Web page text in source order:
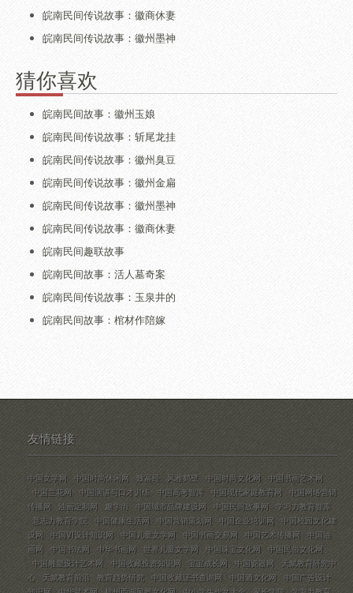
皖南民间传说故事：徽商休妻
皖南民间传说故事：徽州墨神
猜你喜欢
皖南民间故事：徽州玉娘
皖南民间传说故事：斩尾龙挂
皖南民间传说故事：徽州臭豆
皖南民间传说故事：徽州金扁
皖南民间传说故事：徽州墨神
皖南民间传说故事：徽商休妻
皖南民间趣联故事
皖南民间故事：活人墓奇案
皖南民间传说故事：玉泉井的
皖南民间故事：棺材作陪嫁
友情链接
中国文学网 中国时尚休闲网 致富经 风雅鹤壁 中国时尚文化网
中国书画艺术网
中国兰花网
中国演讲与口才训练 中国高考智库 中国现代家庭教育网
中国网络营销
传播网
油画定制网 趣学街 中国城市品牌建设网 中国民间故事网
学习力教育智库
意志力教育学院
中国健康生活网 中国营销策划网 中国企业培训网
中国校园文化建
设网
中国VI设计知识网 中国儿童文学网 中国书画交易网 中国艺术传播网
中国油
画网
中国书法网 中华书画网 世界儿童文学网 中国珠宝文化网
中国民俗文化网
中国雕塑设计艺术网
中国收藏投资知识网 宝宝成长网 中国瓷器网
天赋教育研究中
心
天赋教育前沿 教育趋势研究 中国收藏证书查询网 中国酒文化网
中国广告设计